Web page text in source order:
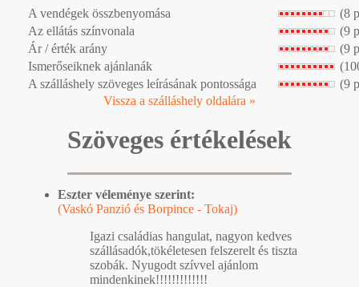
A vendégek összbenyomása
(8
Az ellátás színvonala
(9
Ár / érték arány
(9
Ismerőseiknek ajánlanák
A szálláshely szöveges leírásának pontossága
(9
Vissza a szálláshely oldalára »
Szöveges értékelések
Eszter véleménye szerint:
(Vaskó Panzió és Borpince - Tokaj)
Igazi családias hangulat, nagyon kedves
szállásadók,tökéletesen felszerelt és tiszta
szobák. Nyugodt szívvel ajánlom
mindenkinek!!!!!!!!!!!!!